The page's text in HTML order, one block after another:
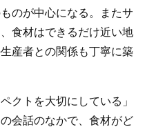
のが中心になる。またサ
食材はできるだけ近い地
産者との関係も丁寧に築
クトを大切にしている」
会話のなかで、食材がど